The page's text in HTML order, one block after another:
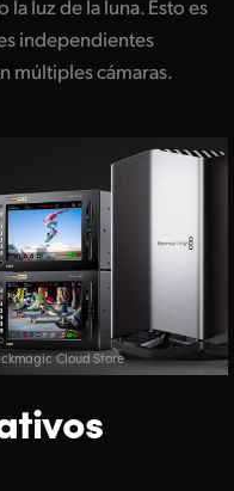
luz de la luna. Esto es
independientes
múltiples cámaras.
Cloud Store